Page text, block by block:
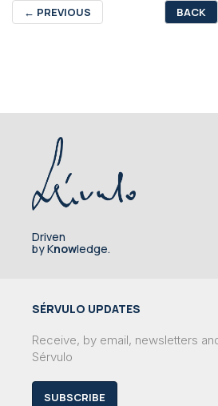
← PREVIOUS BACK
Driven
by Knowledge.
SÉRVULO UPDATES
Receive, by email, newsletters
Sérvulo
SUBSCRIBE